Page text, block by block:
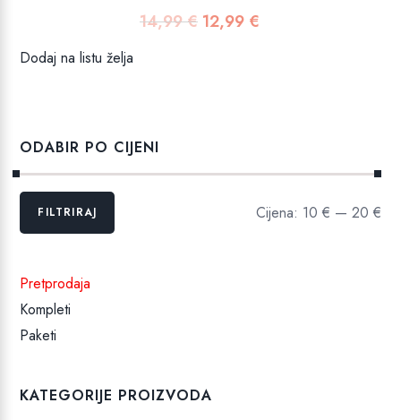
14,99€ Izvorna
12,99 €
Dodaj na listu želja
ODABIR PO CIJENI
Min
MaksFILTRIRAJ Cijena: 10 € — 20 €
Pretprodaja
Kompleti
Paketi
KATEGORIJE PROIZVODA